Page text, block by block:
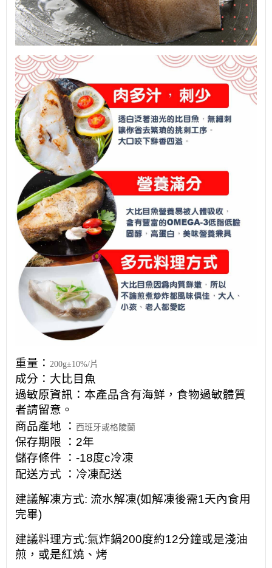
重量： 200g±10%/片
成分： 大比目魚
過敏原資訊：本產品含有海鮮，食物過敏體質
者請留意。
商品產地 ： 西班牙或格陵蘭
保存期限 ：2年
儲存條件 ：-18度c冷凍
配送方式 ：冷凍配送
建議解凍方式: 流水解凍(如解凍後需1天內食用
完畢)
建議料理方式:氣炸鍋200度約12分鐘或是淺油
煎，或是紅燒、烤